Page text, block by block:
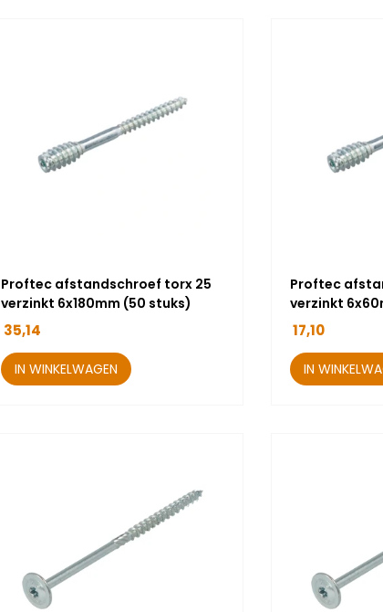
Proftec afstandschroef torx 25
verzinkt 6x180mm (50 stuks)
35,14
IN WINKELWAGEN
Proftec
verzinkt
17,10
IN